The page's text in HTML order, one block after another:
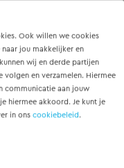
Ook willen we cookies
jou makkelijker en
wij en derde partijen
en verzamelen. Hiermee
communicatie aan jouw
hiermee akkoord. Je kunt je
in ons cookiebeleid.